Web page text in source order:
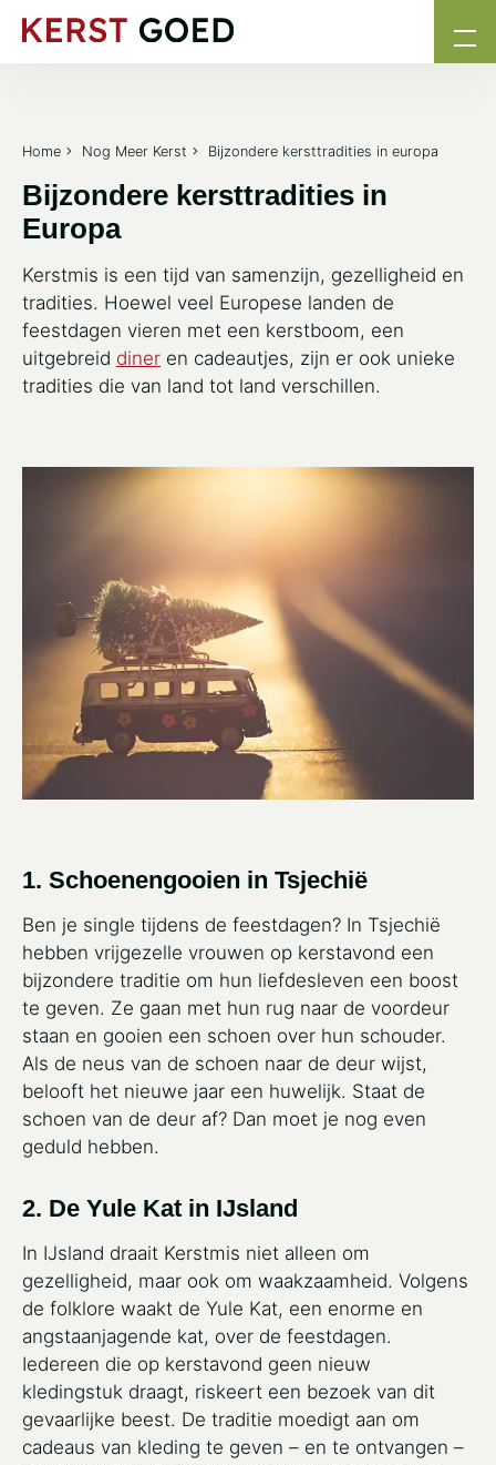
Home Nog Meer Kerst Bijzondere kersttradities in europa
Bijzondere kersttradities in
Europa
Kerstmis is een tijd van samenzijn, gezelligheid en
tradities. Hoewel veel Europese landen de
feestdagen vieren met een kerstboom, een
uitgebreid diner en cadeautjes, zijn er ook unieke
tradities die van land tot land verschillen.
1. Schoenengooien in Tsjechië
Ben je single tijdens de feestdagen? In Tsjechië
hebben vrijgezelle vrouwen op kerstavond een
bijzondere traditie om hun liefdesleven een boost
te geven. Ze gaan met hun rug naar de voordeur
staan en gooien een schoen over hun schouder.
Als de neus van de schoen naar de deur wijst,
belooft het nieuwe jaar een huwelijk. Staat de
schoen van de deur af? Dan moet je nog even
geduld hebben.
2. De Yule Kat in IJsland
In IJsland draait Kerstmis niet alleen om
gezelligheid, maar ook om waakzaamheid. Volgens
de folklore waakt de Yule Kat, een enorme en
angstaanjagende kat, over de feestdagen.
Iedereen die op kerstavond geen nieuw
kledingstuk draagt, riskeert een bezoek van dit
gevaarlijke beest. De traditie moedigt aan om
cadeaus van kleding te geven – en te ontvangen –